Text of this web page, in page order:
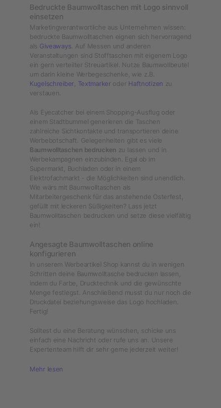
Bedruckte Baumwolltaschen mit Logo sinnvoll
einsetzen
Marketingverantwortliche aus Unternehmen wissen:
bedruckte Baumwolltaschen eignen sich hervorragend
als Giveaways . Auf Messen und anderen
Veranstaltungen sind Stofftaschen mit eigenem Logo
ein gern verteilter Streuartikel. Nutze Baumwollbeutel
um darin kleine Werbegeschenke, wie z.B.
Kugelschreiber Textmarkeroder Haftnotizen zu
verstauen.
Als Eyecatcher bei einem Shopping-Ausflug oder
einem Stadtbummel generieren die Taschen
zahlreiche Sichtkontakte und transportieren deine
Werbebotschaft. Gelegenheiten gibt es viele
Baumwolltaschen bedrucken zu lassen und in
Werbekampagnen einzubinden. Egal ob im
Supermarkt, Buchladen oder in einem
Elektrofachmarkt - die Möglichkeiten sind unendlich.
Wie wärs mit Baumwolltaschen als
Mitarbeitergeschenk für das anstehende Osterfest,
gefüllt mit leckeren Süßigkeiten? Lass jetzt
Baumwolltaschen bedrucken und setze diese vielfältig
ein!
Angesagte Baumwolltaschen online
konfigurieren
In unserem Werbeartikel Shop kannst du in wenigen
Schritten deine Baumwolltasche bedrucken lassen,
indem du Farbe, Drucktechnik und die gewünschte
Menge festlegst. Anschließend musst du nur noch die
Druckdatei beziehungsweise das Logo hochladen.
Fertig!
Solltest du eine Beratung wünschen, schicke uns
einfach eine Nachricht oder rufe uns an. Unsere
Expertenteam hilft dir sehr gerne jederzeit weiter!
Mehr lesen